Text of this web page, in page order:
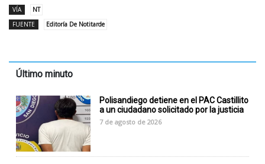
VÍA
NT
FUENTE
Editoría De Notitarde
Último minuto
Polisandiego detiene en el PAC Castillito
a un ciudadano solicitado por la justicia
7 de agosto de 2026